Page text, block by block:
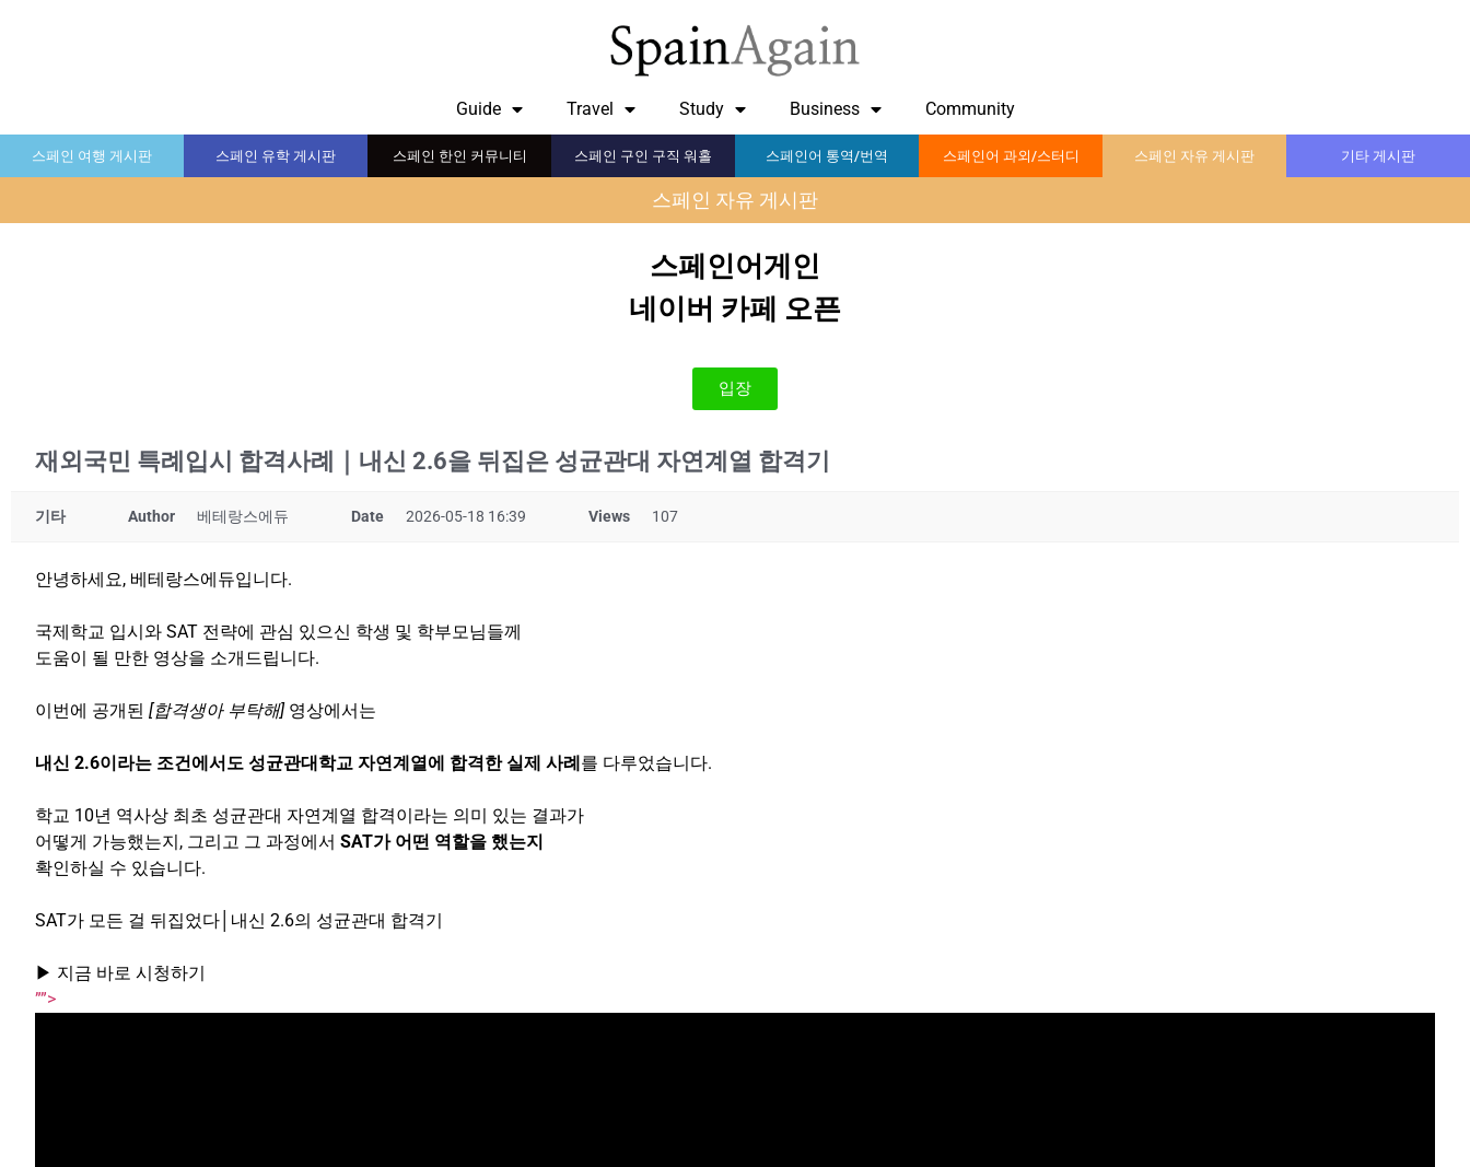
Guide Travel Study Business Community
스페인 여행 게시판 스페인 유학 게시판 스페인 한인 커뮤니티 스페인 구인 구직 워홀 스페인어 통역/번역 스페인어 과외/스터디 스페인 자유 게시판 기타 게시판
스페인 자유 게시판
스페인어게인
네이버 카페 오픈
입장
재외국민 특례입시 합격사례｜내신 2.6을 뒤집은 성균관대 자연계열 합격기
기타 Author 베테랑스에듀 Date 2026-05-18 16:39 Views 107
안녕하세요, 베테랑스에듀입니다.
국제학교 입시와 SAT 전략에 관심 있으신 학생 및 학부모님들께
도움이 될 만한 영상을 소개드립니다.
이번에 공개된 [합격생아 부탁해]영상에서는
내신 2.6이라는 조건에서도 성균관대학교 자연계열에 합격한 실제 사례를 다루었습니다.
학교 10년 역사상 최초 성균관대 자연계열 합격이라는 의미 있는 결과가
어떻게 가능했는지, 그리고 그 과정에서 SAT가 어떤 역할을 했는지
확인하실 수 있습니다.
SAT가 모든 걸 뒤집었다│내신 2.6의 성균관대 합격기
▶ 지금 바로 시청하기
””>